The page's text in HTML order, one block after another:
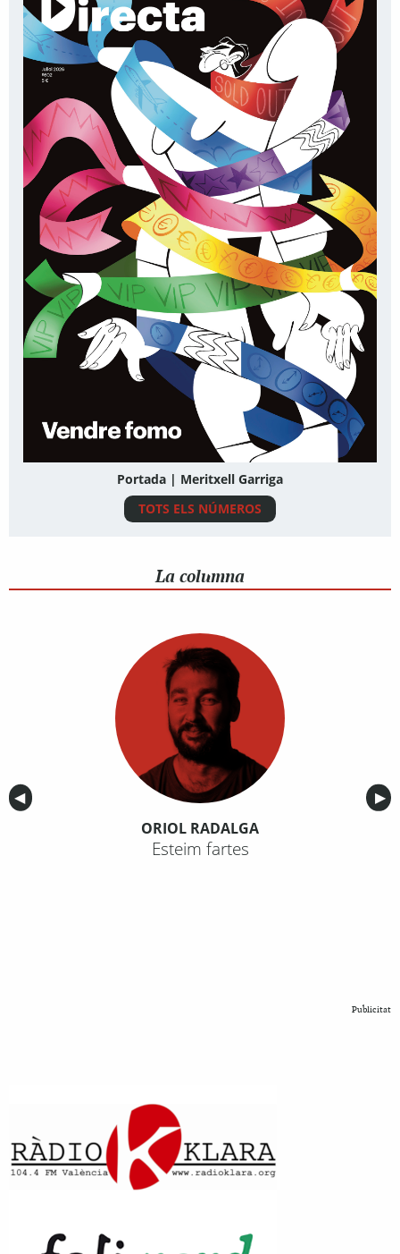
Portada | Meritxell Garriga
TOTS ELS NÚMEROS
La columna
Anterior
◀︎ ▶︎
ORIOL RADALGA
Esteim fartes
Publicitat